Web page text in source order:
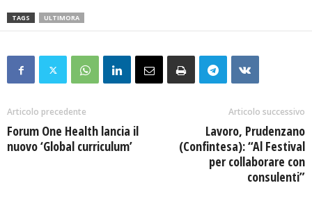
TAGS ULTIMORA
Articolo precedente
Forum One Health lancia il
nuovo ‘Global curriculum’
Articolo successivo
Lavoro, Prudenzano
(Confintesa): “Al Festival
per collaborare con
consulenti”